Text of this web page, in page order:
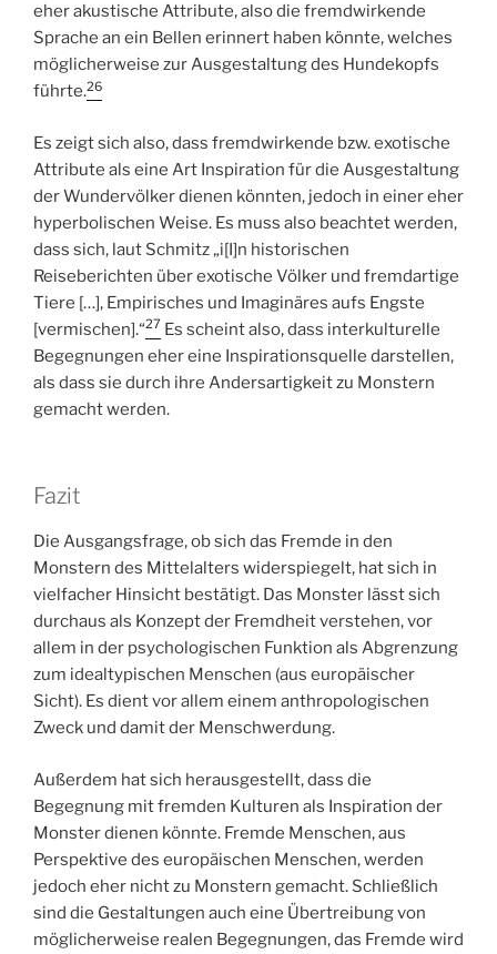
eher akustische Attribute, also die fremdwirkende
Sprache an ein Bellen erinnert haben könnte, welches
möglicherweise zur Ausgestaltung des Hundekopfs
führte.26
Es zeigt sich also, dass fremdwirkende bzw. exotische
Attribute als eine Art Inspiration für die Ausgestaltung
der Wundervölker dienen könnten, jedoch in einer eher
hyperbolischen Weise. Es muss also beachtet werden,
dass sich, laut Schmitz „i[I]n historischen
Reiseberichten über exotische Völker und fremdartige
Tiere […], Empirisches und Imaginäres aufs Engste
[vermischen].“27 Es scheint also, dass interkulturelle
Begegnungen eher eine Inspirationsquelle darstellen,
als dass sie durch ihre Andersartigkeit zu Monstern
gemacht werden.
Fazit
Die Ausgangsfrage, ob sich das Fremde in den
Monstern des Mittelalters widerspiegelt, hat sich in
vielfacher Hinsicht bestätigt. Das Monster lässt sich
durchaus als Konzept der Fremdheit verstehen, vor
allem in der psychologischen Funktion als Abgrenzung
zum idealtypischen Menschen (aus europäischer
Sicht). Es dient vor allem einem anthropologischen
Zweck und damit der Menschwerdung.
Außerdem hat sich herausgestellt, dass die
Begegnung mit fremden Kulturen als Inspiration der
Monster dienen könnte. Fremde Menschen, aus
Perspektive des europäischen Menschen, werden
jedoch eher nicht zu Monstern gemacht. Schließlich
sind die Gestaltungen auch eine Übertreibung von
möglicherweise realen Begegnungen, das Fremde wird